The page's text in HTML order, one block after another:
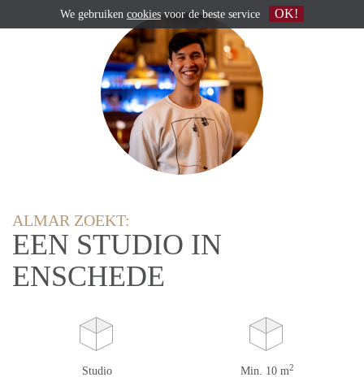
ALMAR ZOEKT:
EEN STUDIO IN
ENSCHEDE
Studio Min. 10 m2
We gebruiken cookiesvoor de beste service OK!